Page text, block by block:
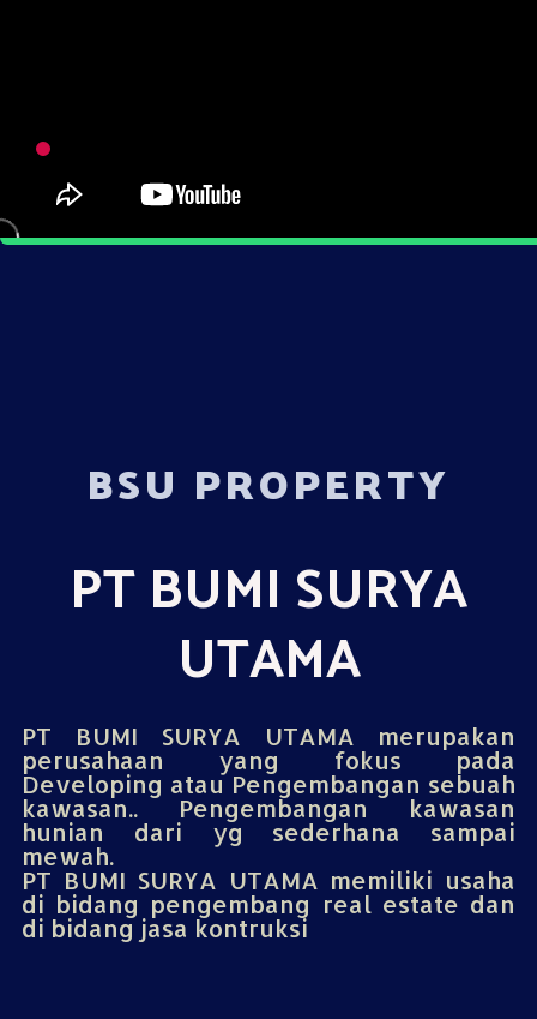
BSU PROPERTY
PT BUMI SURYA
UTAMA
PT BUMI SURYA UTAMA merupakan
perusahaan yang fokus pada
Developing atau Pengembangan sebuah
kawasan.. Pengembangan kawasan
hunian dari yg sederhana sampai
mewah.
PT BUMI SURYA UTAMA memiliki usaha
di bidang pengembang real estate dan
di bidang jasa kontruksi